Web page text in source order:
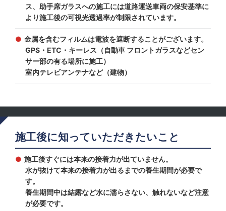
ス、助手席ガラスへの施工には道路運送車両の保安基準に
より施工後の可視光透過率が制限されています。
金属を含むフィルムは電波を遮断することがございます。
GPS・ETC・キーレス（自動車 フロントガラスなどセン
サー部の有る場所に施工）
室内テレビアンテナなど（建物）
施工後に知っていただきたいこと
施工後すぐには本来の接着力が出ていません。
水が抜けて本来の接着力が出るまでの養生期間が必要で
す。
養生期間中は結露など水に濡らさない、触れないなど注意
が必要です。